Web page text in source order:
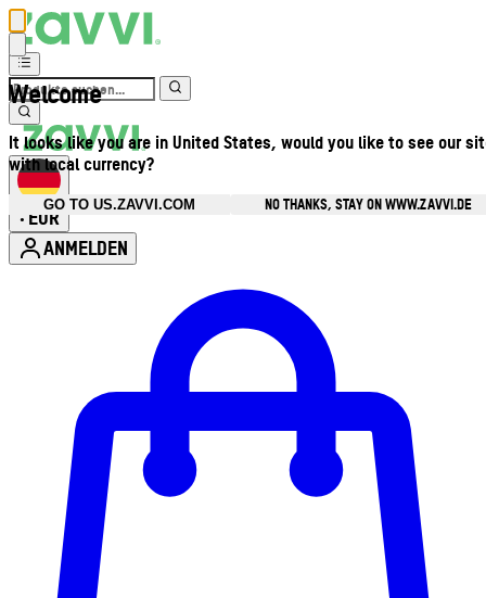
Welcome
It looks like you are in United States, would you like to see our
with local currency?
GO TO US.ZAVVI.COM
NO THANKS, STAY ON WWW.ZAVVI.DE
• EUR
ANMELDEN